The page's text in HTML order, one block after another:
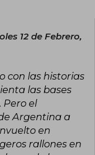
12 de Febrero,
con las historias
las bases
el
Argentina a
en
rallones en